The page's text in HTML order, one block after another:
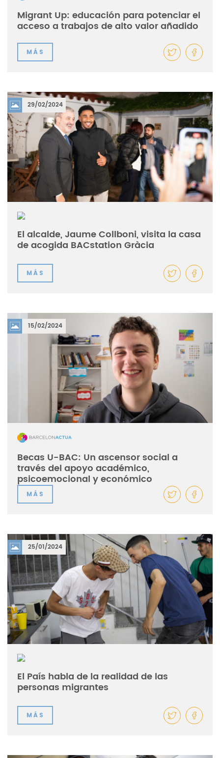
Migrant Up: educación para potenciar el
acceso a trabajos de alto valor añadido
MÁS
29/02/2024
El alcalde, Jaume Collboni, visita la casa
de acogida BACstation Gràcia
MÁS
15/02/2024
Becas U-BAC: Un ascensor social a
través del apoyo académico,
psicoemocional y económico
MÁS
25/01/2024
El País habla de la realidad de las
personas migrantes
MÁS